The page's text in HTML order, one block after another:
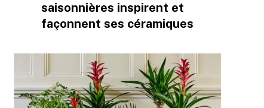
saisonnières inspirent et
façonnent ses céramiques